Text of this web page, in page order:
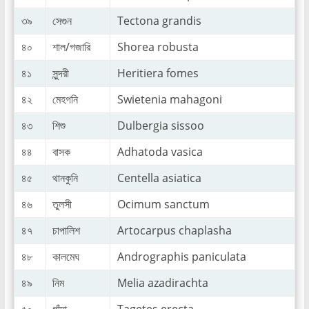
৩৯
সেগুন
Tectona grandis
৪০
শাল/গজারি
Shorea robusta
৪১
সুন্দরী
Heritiera fomes
৪২
মেহগনি
Swietenia mahagoni
৪৩
শিশু
Dulbergia sissoo
৪৪
বাসক
Adhatoda vasica
৪৫
থানকুনি
Centella asiatica
৪৬
তুলসী
Ocimum sanctum
৪৭
চাপালিশ
Artocarpus chaplasha
৪৮
কালমেঘ
Andrographis paniculata
৪৯
নিম
Melia azadirachta